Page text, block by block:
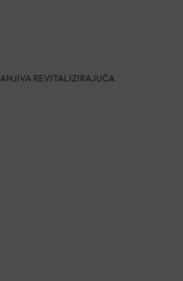
REVITALIZIRAJUĆA